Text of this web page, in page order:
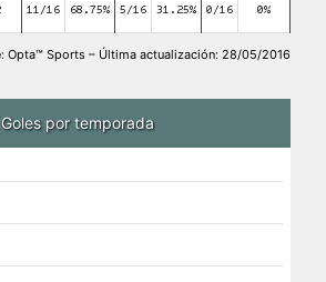
11/16 68.75% 5/16 31.25% 0/16 0%
Opta™ Sports – Última actualización: 28/05/2016
Goles por temporada